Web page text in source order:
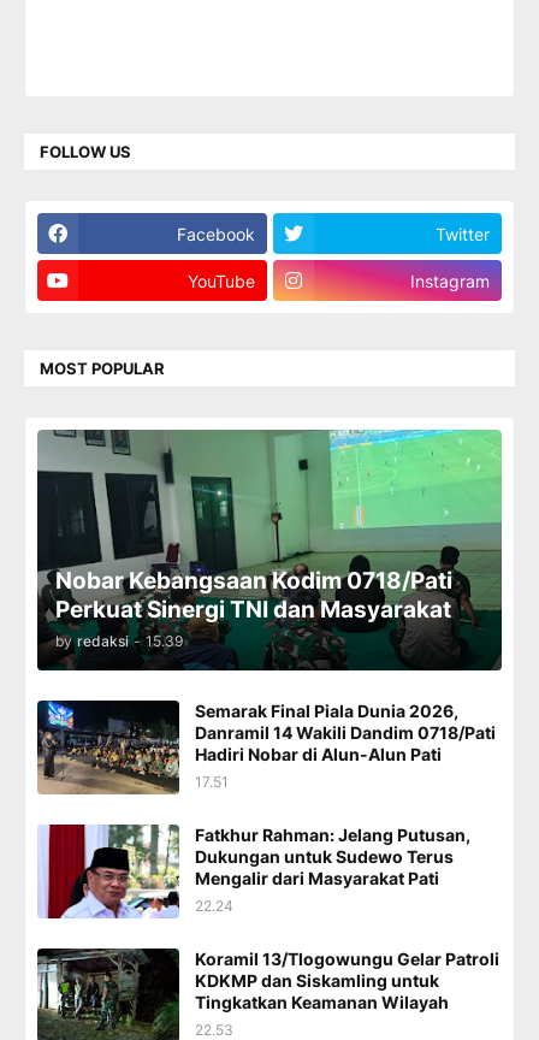
FOLLOW US
Facebook Twitter
YouTube Instagram
MOST POPULAR
Nobar Kebangsaan Kodim 0718/Pati
Perkuat Sinergi TNI dan Masyarakat
by redaksi - 15.39
Semarak Final Piala Dunia 2026,
Danramil 14 Wakili Dandim 0718/Pati
Hadiri Nobar di Alun-Alun Pati
17.51
Fatkhur Rahman: Jelang Putusan,
Dukungan untuk Sudewo Terus
Mengalir dari Masyarakat Pati
22.24
Koramil 13/Tlogowungu Gelar Patroli
KDKMP dan Siskamling untuk
Tingkatkan Keamanan Wilayah
22.53